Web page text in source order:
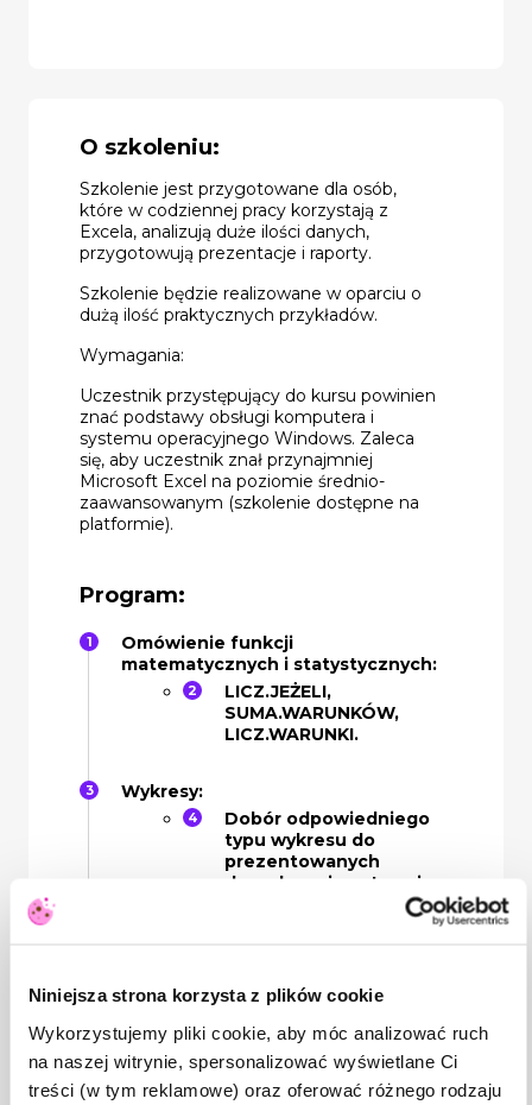
Niniejsza strona korzysta z plików cookie
Wykorzystujemy pliki cookie, aby móc analizować ruch
na naszej witrynie, spersonalizować wyświetlane Ci
treści (w tym reklamowe) oraz oferować różnego rodzaju
O szkoleniu:
Szkolenie jest przygotowane dla osób,
które w codziennej pracy korzystają z
Excela, analizują duże ilości danych,
przygotowują prezentacje i raporty.
Szkolenie będzie realizowane w oparciu o
dużą ilość praktycznych przykładów.
Wymagania:
Uczestnik przystępujący do kursu powinien
znać podstawy obsługi komputera i
systemu operacyjnego Windows. Zaleca
się, aby uczestnik znał przynajmniej
Microsoft Excel na poziomie średnio-
zaawansowanym (szkolenie dostępne na
platformie).
Program:
Omówienie funkcji
matematycznych i statystycznych:
LICZ.JEŻELI,
SUMA.WARUNKÓW,
LICZ.WARUNKI.
Wykresy:
Dobór odpowiedniego
typu wykresu do
prezentowanych
danych, zmiana typu i
formatowanie.
Wykres z osią
pomocniczą.